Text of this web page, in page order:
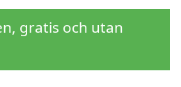
gratis och utan